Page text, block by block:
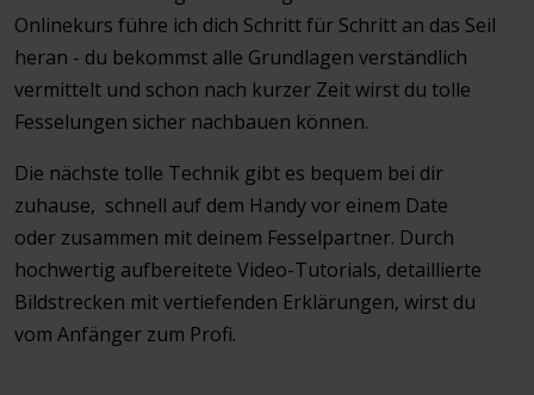
Onlinekurs führe ich dich Schritt für Schritt an das Seil
heran - du bekommst alle Grundlagen verständlich
vermittelt und schon nach kurzer Zeit wirst du tolle
Fesselungen sicher nachbauen können.
Die nächste tolle Technik gibt es bequem bei dir
zuhause, schnell auf dem Handy vor einem Date
oder zusammen mit deinem Fesselpartner. Durch
hochwertig aufbereitete Video-Tutorials, detaillierte
Bildstrecken mit vertiefenden Erklärungen, wirst du
vom Anfänger zum Profi.